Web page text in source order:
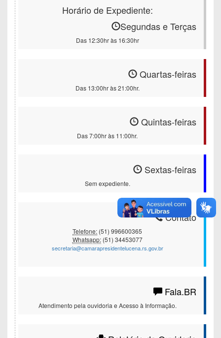
Horário de Expediente:
Segundas e Terças
Das 12:30hr às 16:30hr
Quartas-feiras
Das 13:00hr às 21:00hr.
Quintas-feiras
Das 7:00hr às 11:00hr.
Sextas-feiras
Sem expediente.
Contato
Telefone: (51) 996600365
Whatsapp:(51) 34453077
secretaria@camarapresidentelucena.rs.gov.br
Fala.BR
Atendimento pela ouvidoria e Acesso à Informação.